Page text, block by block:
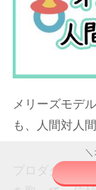
メリーズモデ
も、人間対人
プロダクショ